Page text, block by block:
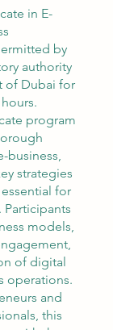
in E-
by
authority
of Dubai for
program
business,
strategies
for
models,
of digital
operations.
and
this